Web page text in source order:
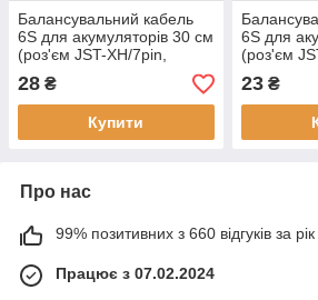
Балансувальний кабель
6S для акумуляторів 30 см
(роз'єм JST-XH/7pin,
силікон 22AWG)
28 ₴
Купити
6S для
(роз'єм
силікон
23₴
Про нас
99% позитивних з 660 відгуків за рік
Працює з 07.02.2024